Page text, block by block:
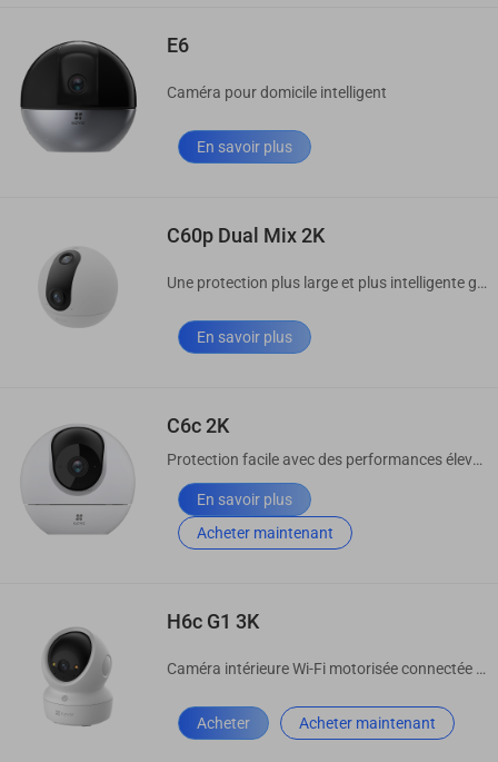
E6
Caméra pour domicile intelligent
En savoir plus
C60p Dual Mix 2K
Une protection plus large et plus intelligente grâce aux doubles lentilles
En savoir plus
C6c 2K
Protection facile avec des performances élevées
En savoir plus
Acheter maintenant
H6c G1 3K
Caméra intérieure Wi-Fi motorisée connectée de nouvelle génération pour la maison
Acheter Acheter maintenant